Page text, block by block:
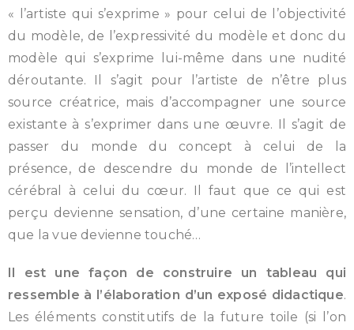
« l’artiste qui s’exprime » pour celui de l’objectivité
du modèle, de l’expressivité du modèle et donc du
modèle qui s’exprime lui-même dans une nudité
déroutante. Il s’agit pour l’artiste de n’être plus
source créatrice, mais d’accompagner une source
existante à s’exprimer dans une œuvre. Il s’agit de
passer du monde du concept à celui de la
présence, de descendre du monde de l’intellect
cérébral à celui du cœur. Il faut que ce qui est
perçu devienne sensation, d’une certaine manière,
que la vue devienne touché…
Il est une façon de construire un tableau qui
ressemble à l’élaboration d’un exposé didactique.
Les éléments constitutifs de la future toile (si l’on